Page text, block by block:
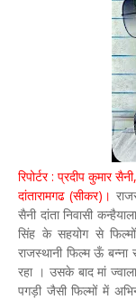
रिपोर्टर : प्रदीप कुमार
दांतारामगढ (सीकर)।
सैनी दांता निवासी
सिंह के सहयोग से
राजस्थानी फिल्म ऊँ
रहा । उसके बाद मां
पगड़ी जैसी फिल्मों में